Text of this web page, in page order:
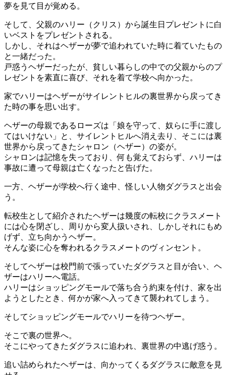
夢を見て目が覚める。
そして、父親のハリー（クリス）から誕生日プレゼントに白
いベストをプレゼントされる。
しかし、それはヘザーが夢で追われていた時に着ていたもの
と一緒だった。
戸惑うヘザーだったが、貧しい暮らしの中での父親からのプ
レゼントを素直に喜び、それを着て学校へ向かった。
家でハリーはヘザーがサイレントヒルの裏世界から戻ってき
た時の事を思い出す。
ヘザーの母親であるローズは「娘を守って、奴らに手に渡し
てはいけない」と、サイレントヒルへ消え去り、そこには裏
世界から戻ってきたシャロン（ヘザー）の姿が。
シャロンは記憶を失っており、何も覚えておらず、ハリーは
事故に遭って母親は亡くなったと告げた。
一方、ヘザーが学校へ行く途中、怪しい人物ダグラスと出会
う。
転校生として紹介されたヘザーは幾度の転校にクラスメート
には心を閉ざし、周りから変人扱いされ、しかしそれにもめ
げず、立ち向かうヘザー。
そんな姿に心を奪われるクラスメートのヴィンセント。
そしてヘザーは校門前で張っていたダグラスと目が合い、ヘ
ザーはハリーへ電話。
ハリーはショッピングモールで落ち合う約束を付け、家を出
ようとしたとき、何かが家へ入ってきて襲われてしまう。
そしてショッピングモールでハリーを待つヘザー。
そこで裏の世界へ。
そこにやってきたダグラスに追われ、裏世界の中逃げ惑う。
追い詰められたヘザーは、向かってくるダグラスに敵意を見